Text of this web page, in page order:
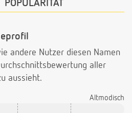
POPULARITÄT
andere Nutzer diesen Namen
aller
aussieht.
Altmodisch